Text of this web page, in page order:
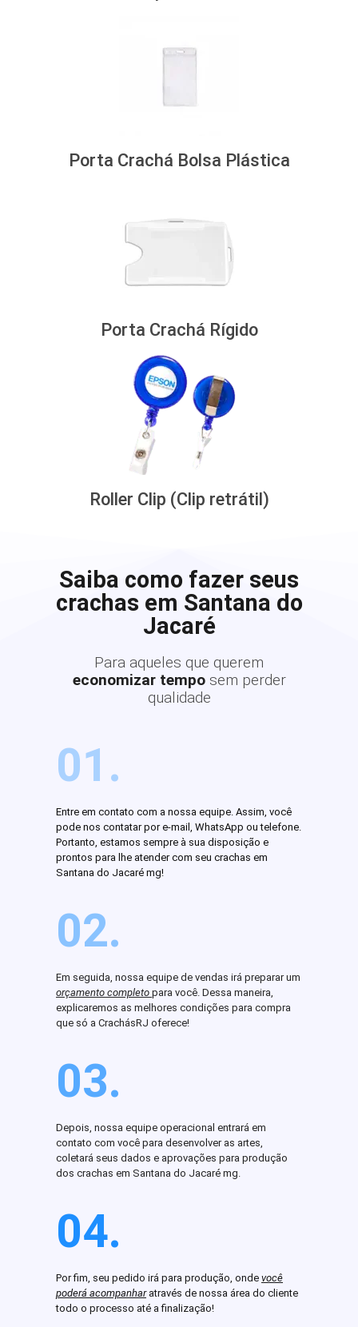
Porta Crachá Bolsa Plástica
Porta Crachá Rígido
Roller Clip (Clip retrátil)
Saiba como fazer seus
crachas em Santana do
Jacaré
Para aqueles que querem
economizar tempo sem perder
qualidade
01.
Entre em contato com a nossa equipe. Assim, você
pode nos contatar por e-mail, WhatsApp ou telefone.
Portanto, estamos sempre à sua disposição e
prontos para lhe atender com seu crachas em
Santana do Jacaré mg!
02.
Em seguida, nossa equipe de vendas irá preparar um
orçamento completo para você. Dessa maneira,
explicaremos as melhores condições para compra
que só a CrachásRJ oferece!
03.
Depois, nossa equipe operacional entrará em
contato com você para desenvolver as artes,
coletará seus dados e aprovações para produção
dos crachas em Santana do Jacaré mg.
04.
Por fim, seu pedido irá para produção, onde você
poderá acompanharatravés de nossa área do cliente
todo o processo até a finalização!